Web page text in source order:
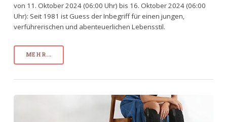
von 11. Oktober 2024 (06:00 Uhr) bis 16. Oktober 2024 (06:00
Uhr): Seit 1981 ist Guess der Inbegriff für einen jungen,
verführerischen und abenteuerlichen Lebensstil.
MEHR...